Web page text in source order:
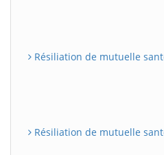
Résiliation de mutuelle
Résiliation de mutuelle